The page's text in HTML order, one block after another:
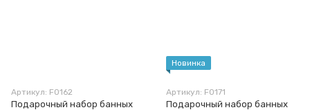
Артикул: F0162
Подарочный набор банных
Новинка
Артикул: F0171
Подарочный набор банных